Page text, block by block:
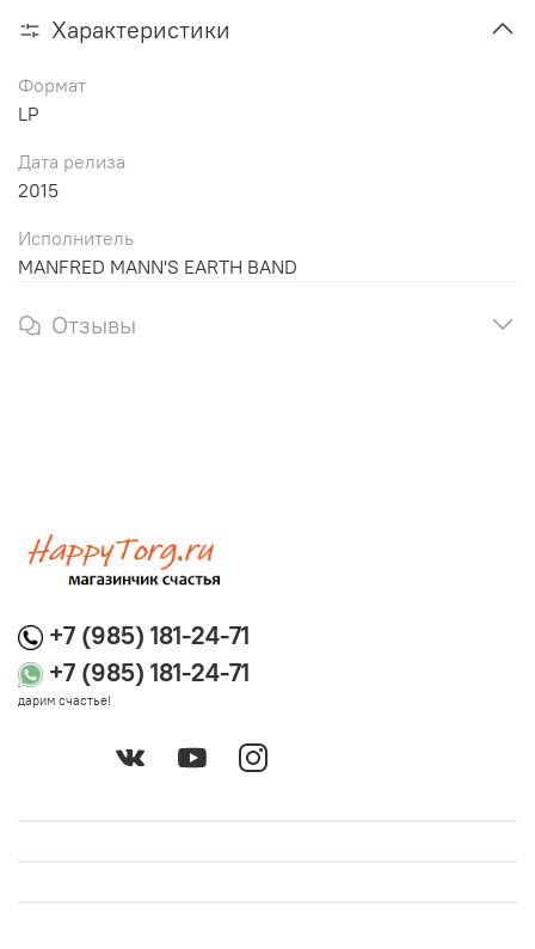
Характеристики
Формат
LP
Дата релиза
2015
Исполнитель
MANFRED MANN'S EARTH BAND
Отзывы
+7 (985) 181-24-71
+7 (985) 181-24-71
дарим счастье!